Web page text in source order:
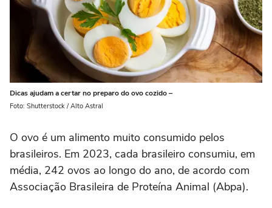
Dicas ajudam a certar no preparo do ovo cozido –
Foto: Shutterstock / Alto Astral
O ovo é um alimento muito consumido pelos
brasileiros. Em 2023, cada brasileiro consumiu, em
média, 242 ovos ao longo do ano, de acordo com
Associação Brasileira de Proteína Animal (Abpa).